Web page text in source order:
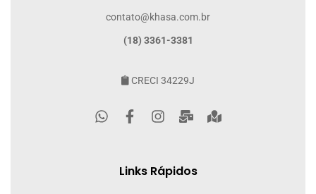
contato@khasa.com.br
(18) 3361-3381
CRECI 34229J
Links Rápidos